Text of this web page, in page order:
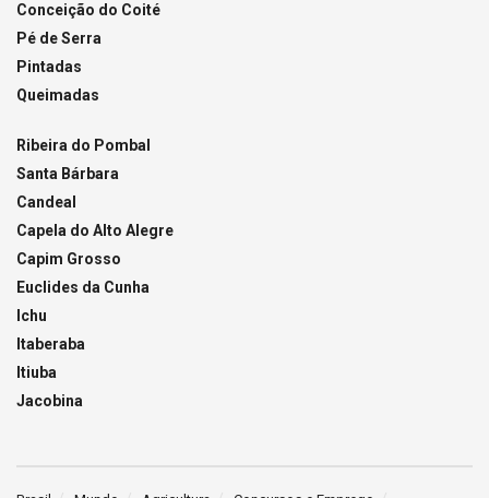
Conceição do Coité
Pé de Serra
Pintadas
Queimadas
Ribeira do Pombal
Santa Bárbara
Candeal
Capela do Alto Alegre
Capim Grosso
Euclides da Cunha
Ichu
Itaberaba
Itiuba
Jacobina